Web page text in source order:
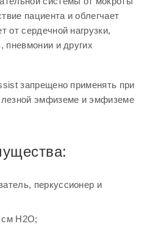
см H2О;
моделирование кашля;
с виброжилетом;
перкуссия
настройки;
воздействия от 1 до 780
адаптером,
с дыханием Cough
карту 8 Гб;
пациента и облегчает
от сердечной нагрузки,
пневмонии и других
запрещено применять при
эмфиземе и эмфиземе
перкуссионер и
H2О;